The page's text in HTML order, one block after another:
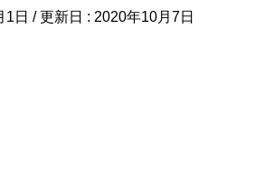
1日 / 更新日 : 2020年10月7日